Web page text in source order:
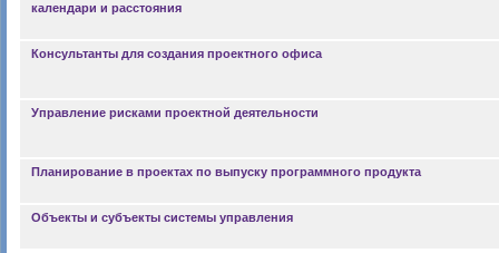
календари и расстояния
Консультанты для создания проектного офиса
Управление рисками проектной деятельности
Планирование в проектах по выпуску программного продукта
Объекты и субъекты системы управления